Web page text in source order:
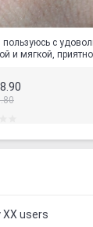
с
и мягкой,
users